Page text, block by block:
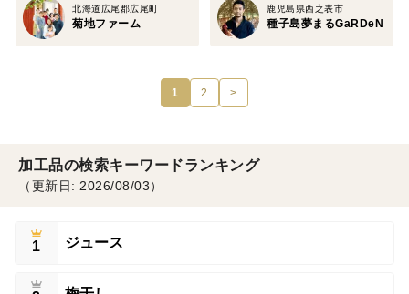
北海道広尾郡広尾町
菊地ファーム
鹿児島県西之表市
種子島夢まるGaRDeN
1 2 >
加工品の検索キーワードランキング
（更新日: 2026/08/03）
1 ジュース